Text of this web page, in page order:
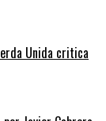
Unida critica